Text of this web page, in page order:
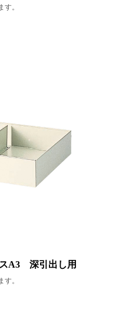
。
A3 深引出し用
。